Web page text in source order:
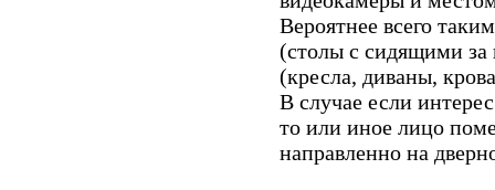
Вероятнее всего
(столы с сидящими
(кресла, диваны,
В случае если
то или иное лицо
направленно на